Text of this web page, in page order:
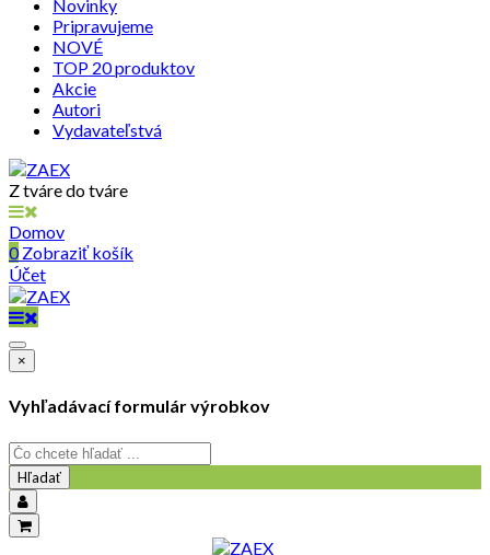
Novinky
Pripravujeme
NOVÉ
TOP 20 produktov
Akcie
Autori
Vydavateľstvá
Z tváre do tváre
Domov
0Zobraziť košík
Účet
×
Vyhľadávací formulár výrobkov
Hľadať